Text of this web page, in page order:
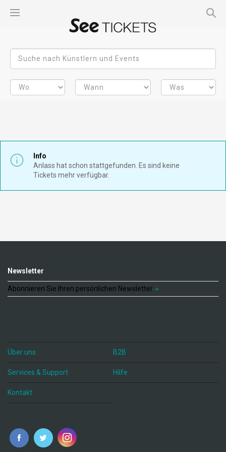
Info
Anlass hat schon stattgefunden. Es sind keine
Tickets mehr verfügbar.
Newsletter
Abonnieren Sie Ihren persönlichen Newsletter
Über uns B2B
Services & Support Hilfe
Kontakt